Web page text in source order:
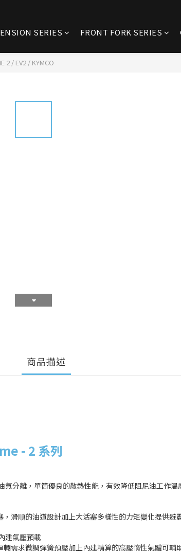
SERIES FRONT FORK SERIES
2 / EV2 / KYMCO
商品描述
- 2 系列
離，單筒優良的散熱性能，有效降低阻尼油工作溫
順的油道設計加上大活塞多樣性的力矩變化提供避
建氣壓預載
求微調彈簧預壓加上內建精算的高壓惰性氣體可輔